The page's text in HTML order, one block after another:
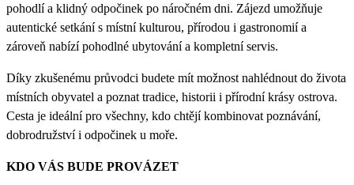
pohodlí a klidný odpočinek po náročném dni. Zájezd umožňuje
autentické setkání s místní kulturou, přírodou i gastronomií a
zároveň nabízí pohodlné ubytování a kompletní servis.
Díky zkušenému průvodci budete mít možnost nahlédnout do života
místních obyvatel a poznat tradice, historii i přírodní krásy ostrova.
Cesta je ideální pro všechny, kdo chtějí kombinovat poznávání,
dobrodružství i odpočinek u moře.
KDO VÁS BUDE PROVÁZET